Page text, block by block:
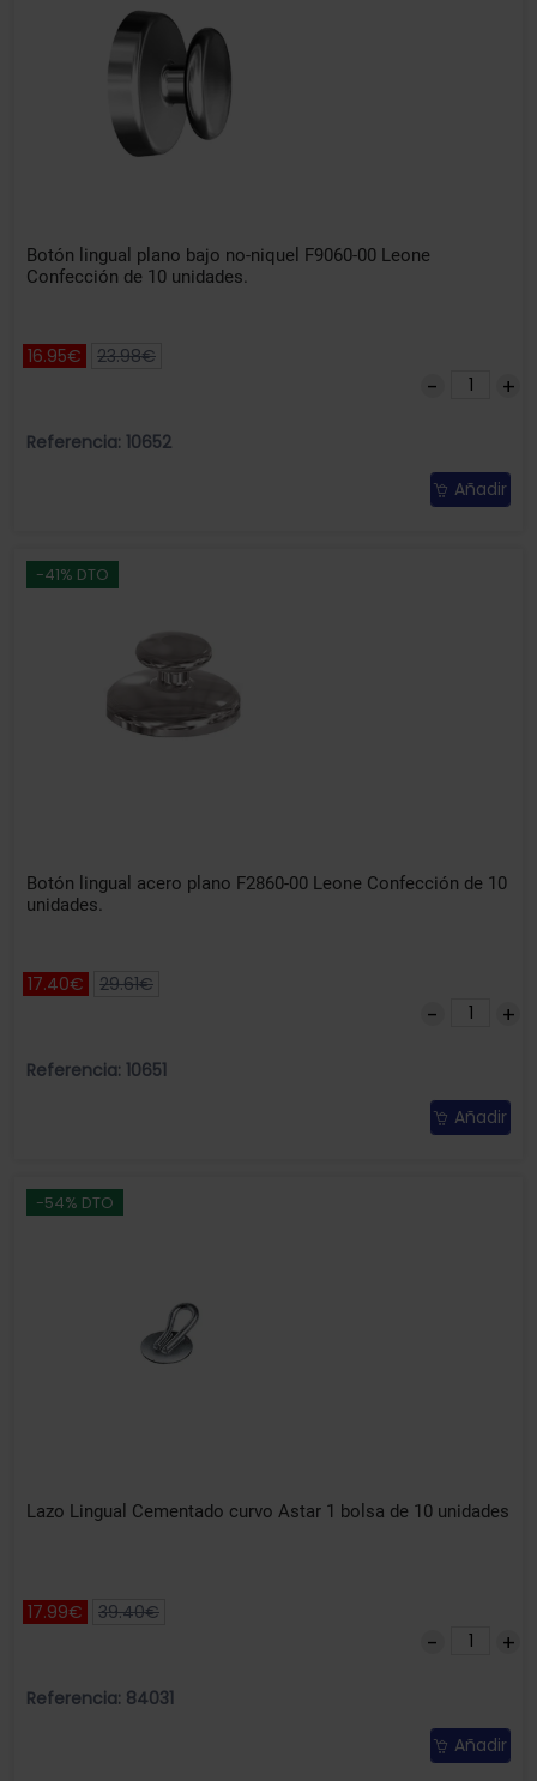
Botón lingual plano bajo no-niquel F9060-00 Leone
Confección de 10 unidades.
16.95€ 23.98€
Referencia: 10652
Añadir
-41% DTO
Botón lingual acero plano F2860-00 Leone Confección de 10
unidades.
17.40€ 29.61€
Referencia: 10651
Añadir
-54% DTO
Lazo Lingual Cementado curvo Astar 1 bolsa de 10 unidades
17.99€ 39.40€
Referencia: 84031
Añadir